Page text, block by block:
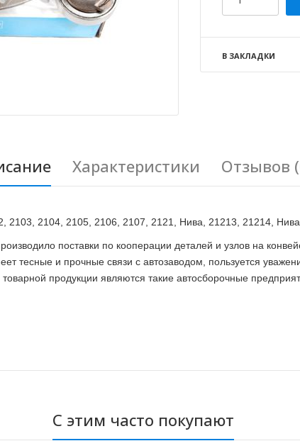
В ЗАКЛАДКИ
Характеристики Отзывов
2103, 2104, 2105, 2106, 2107, 2121, Нива, 21213, 21214,
поставки по кооперации деталей и узлов на
тесные и прочные связи с автозаводом, пользуется
продукции являются такие автосборочные
С этим часто покупают